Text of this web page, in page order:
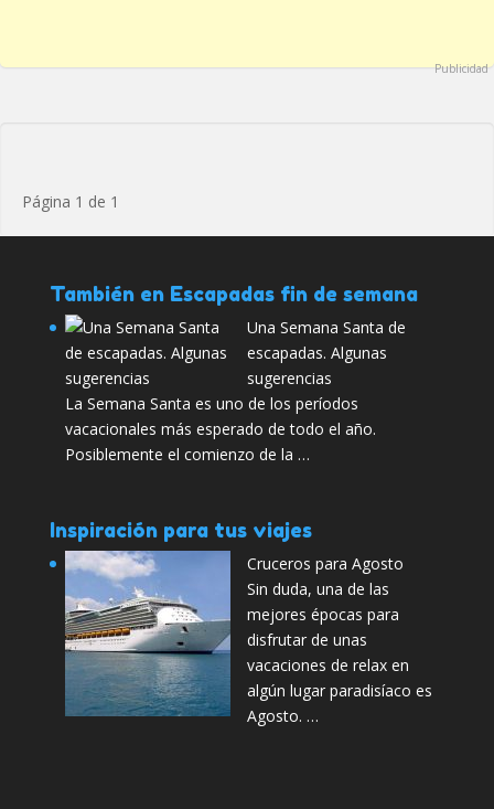
Publicidad
Página 1 de 1
También en Escapadas fin de semana
Una Semana Santa de
escapadas. Algunas
sugerencias
La Semana Santa es uno de los períodos
vacacionales más esperado de todo el año.
Posiblemente el comienzo de la …
Inspiración para tus viajes
Cruceros para Agosto
Sin duda, una de las
mejores épocas para
disfrutar de unas
vacaciones de relax en
algún lugar paradisíaco es
Agosto. …